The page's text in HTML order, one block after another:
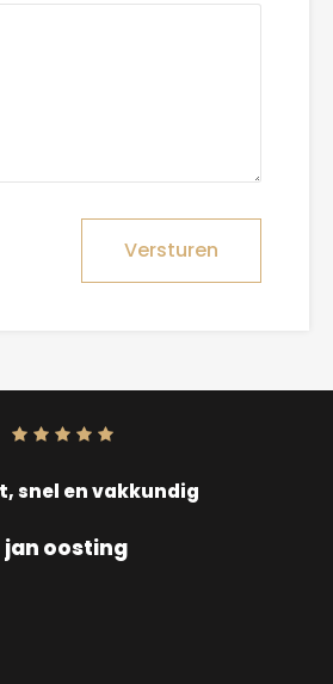
Versturen
10
snel en vakkundig
jan oosting